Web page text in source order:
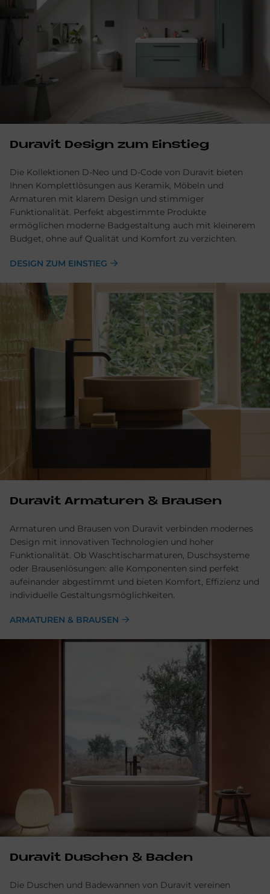
Du­ra­vit De­sign zum Ein­stieg
Die Kollektionen D-Neo und D-Code von Duravit bieten
Ihnen Komplettlösungen aus Keramik, Möbeln und
Armaturen mit klarem Design und stimmiger
Funktionalität. Perfekt abgestimmte Produkte
ermöglichen moderne Badgestaltung auch mit kleinerem
Budget, ohne auf Qualität und Komfort zu verzichten.
DESIGN ZUM EINSTIEG
Du­ra­vit Ar­ma­tu­ren & Brau­sen
Armaturen und Brausen von Duravit verbinden modernes
Design mit innovativen Technologien und hoher
Funktionalität. Ob Waschtischarmaturen, Duschsysteme
oder Brausenlösungen: alle Komponenten sind perfekt
aufeinander abgestimmt und bieten Komfort, Effizienz und
individuelle Gestaltungsmöglichkeiten.
ARMATUREN & BRAUSEN
Du­ra­vit Du­schen & Ba­den
Die Duschen und Badewannen von Duravit vereinen